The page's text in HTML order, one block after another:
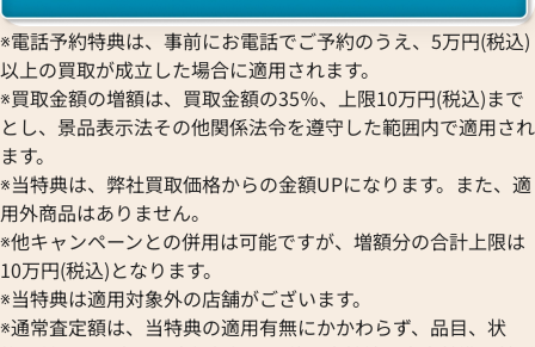
格
日時点の参考買取価格です
参考買取価格
2,790,000円
※2025年12月時点の参考買取
※電話予約特典は、事前にお電話でご予約のうえ、5万円(税込)
以上の買取が成立した場合に適用されます。
※買取金額の増額は、買取金額の35％、上限10万円(税込)まで
とし、景品表示法その他関係法令を遵守した範囲内で適用され
ます。
※当特典は、弊社買取価格からの金額UPになります。また、適
用外商品はありません。
※他キャンペーンとの併用は可能ですが、増額分の合計上限は
10万円(税込)となります。
※当特典は適用対象外の店舗がございます。
※通常査定額は、当特典の適用有無にかかわらず、品目、状